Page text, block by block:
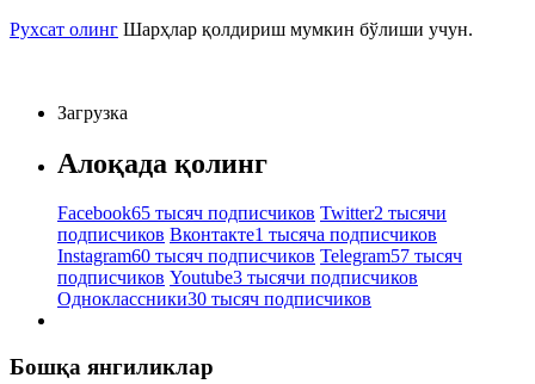
Рухсат олинг Шарҳлар қолдириш мумкин бўлиши учун.
Загрузка
Алоқада қолинг
Facebook65 тысяч подписчиков Twitter2 тысячи
подписчиков Вконтакте1 тысяча подписчиков
Instagram60 тысяч подписчиков Telegram57 тысяч
подписчиков Youtube3 тысячи подписчиков
Одноклассники30 тысяч подписчиков
Бошқа янгиликлар